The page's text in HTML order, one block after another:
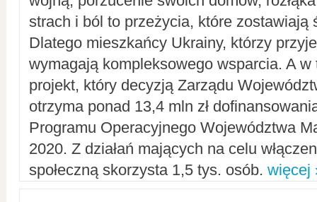
strach i ból to przeżycia, które zostawiają
Dlatego mieszkańcy Ukrainy, którzy
wymagają kompleksowego wsparcia. A w
projekt, który decyzją Zarządu
otrzyma ponad 13,4 mln zł
Programu Operacyjnego Województwa
2020. Z działań mających na celu
społeczną skorzysta 1,5 tys. osób. więcej